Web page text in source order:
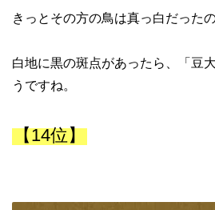
きっとその方の鳥は真っ白だった
白地に黒の斑点があったら、「豆
うですね。
【14位】